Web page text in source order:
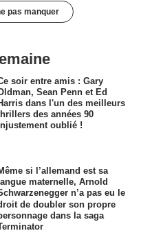
pas manquer
soir entre amis : Gary
Sean Penn et Ed
dans l'un des meilleurs
des années 90
oublié !
si l’allemand est sa
langue maternelle, Arnold
n’a pas eu le
de doubler son propre
dans la saga